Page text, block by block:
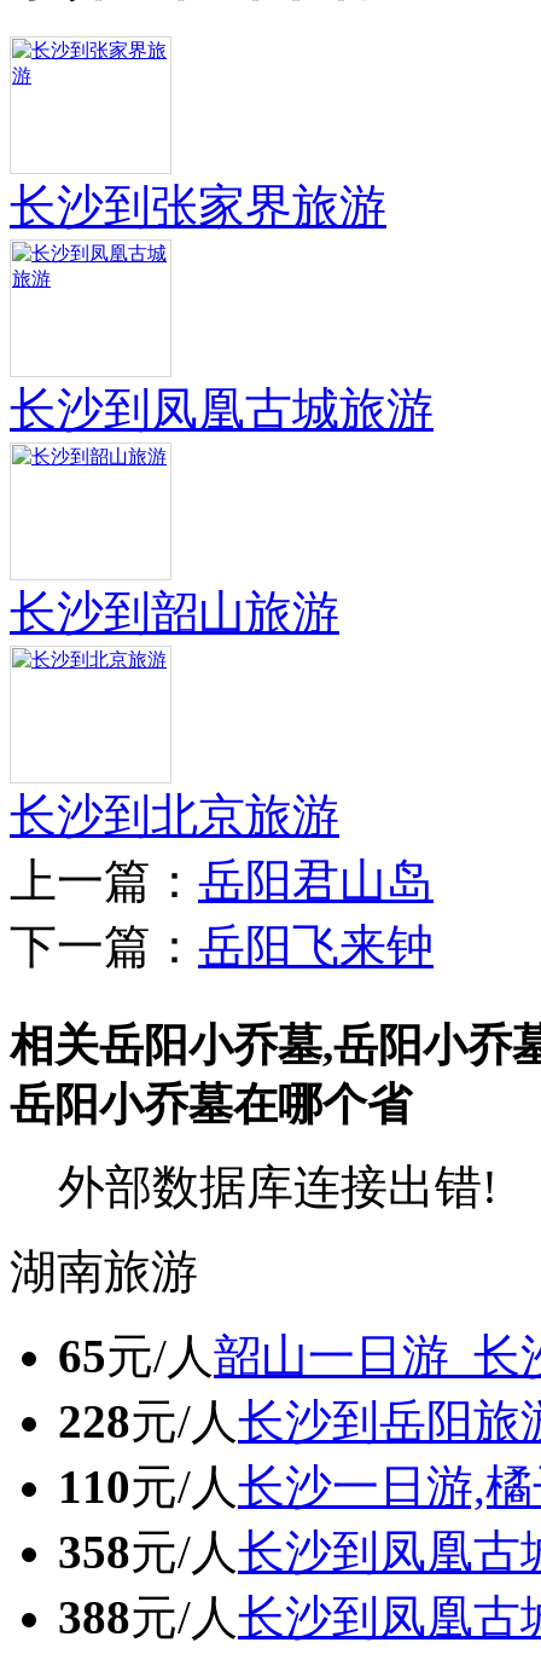
长沙到张家界旅游
长沙到凤凰古城旅游
长沙到韶山旅游
长沙到北京旅游
上一篇： 岳阳君山岛
下一篇： 岳阳飞来钟
相关岳阳小乔墓,岳阳小乔
岳阳小乔墓在哪个省
外部数据库连接出错!
湖南旅游
65元/人韶山一日游_长
228元/人长沙到岳阳旅
110元/人长沙一日游,
358元/人长沙到凤凰古
388元/人长沙到凤凰古